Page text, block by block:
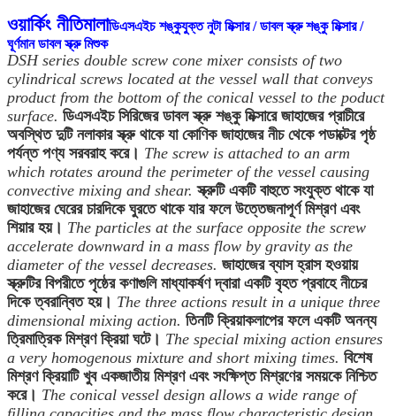
ওয়ার্কিং নীতিমালাডিএসএইচ শঙ্কুযুক্ত নুটা মিক্সার / ডাবল স্ক্রু শঙ্কু মিক্সার /
ঘূর্ণমান ডাবল স্ক্রু মিশুক
DSH series double screw cone mixer consists of two
cylindrical screws located at the vessel wall that conveys
product from the bottom of the conical vessel to the poduct
surface. ডিএসএইচ সিরিজের ডাবল স্ক্রু শঙ্কু মিক্সারে জাহাজের প্রাচীরে
অবস্থিত দুটি নলাকার স্ক্রু থাকে যা কোণিক জাহাজের নীচ থেকে পডাক্টের পৃষ্ঠ
পর্যন্ত পণ্য সরবরাহ করে। The screw is attached to an arm
which rotates around the perimeter of the vessel causing
convective mixing and shear. স্ক্রুটি একটি বাহুতে সংযুক্ত থাকে যা
জাহাজের ঘেরের চারদিকে ঘুরতে থাকে যার ফলে উত্তেজনাপূর্ণ মিশ্রণ এবং
শিয়ার হয়। The particles at the surface opposite the screw
accelerate downward in a mass flow by gravity as the
diameter of the vessel decreases. জাহাজের ব্যাস হ্রাস হওয়ায়
স্ক্রুটির বিপরীতে পৃষ্ঠের কণাগুলি মাধ্যাকর্ষণ দ্বারা একটি বৃহত প্রবাহে নীচের
দিকে ত্বরান্বিত হয়। The three actions result in a unique three
dimensional mixing action. তিনটি ক্রিয়াকলাপের ফলে একটি অনন্য
ত্রিমাত্রিক মিশ্রণ ক্রিয়া ঘটে। The special mixing action ensures
a very homogenous mixture and short mixing times. বিশেষ
মিশ্রণ ক্রিয়াটি খুব একজাতীয় মিশ্রণ এবং সংক্ষিপ্ত মিশ্রণের সময়কে নিশ্চিত
করে। The conical vessel design allows a wide range of